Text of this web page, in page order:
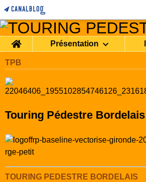
Home Présentation
TPB
Touring Pédestre Bordelais
TOURING PEDESTRE BORDELAIS